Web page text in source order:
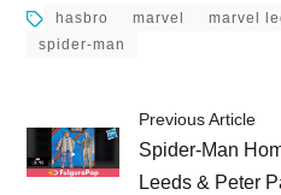
hasbro marvel marvel
spider-man
Previous Article
Spider-Man
Leeds & Peter